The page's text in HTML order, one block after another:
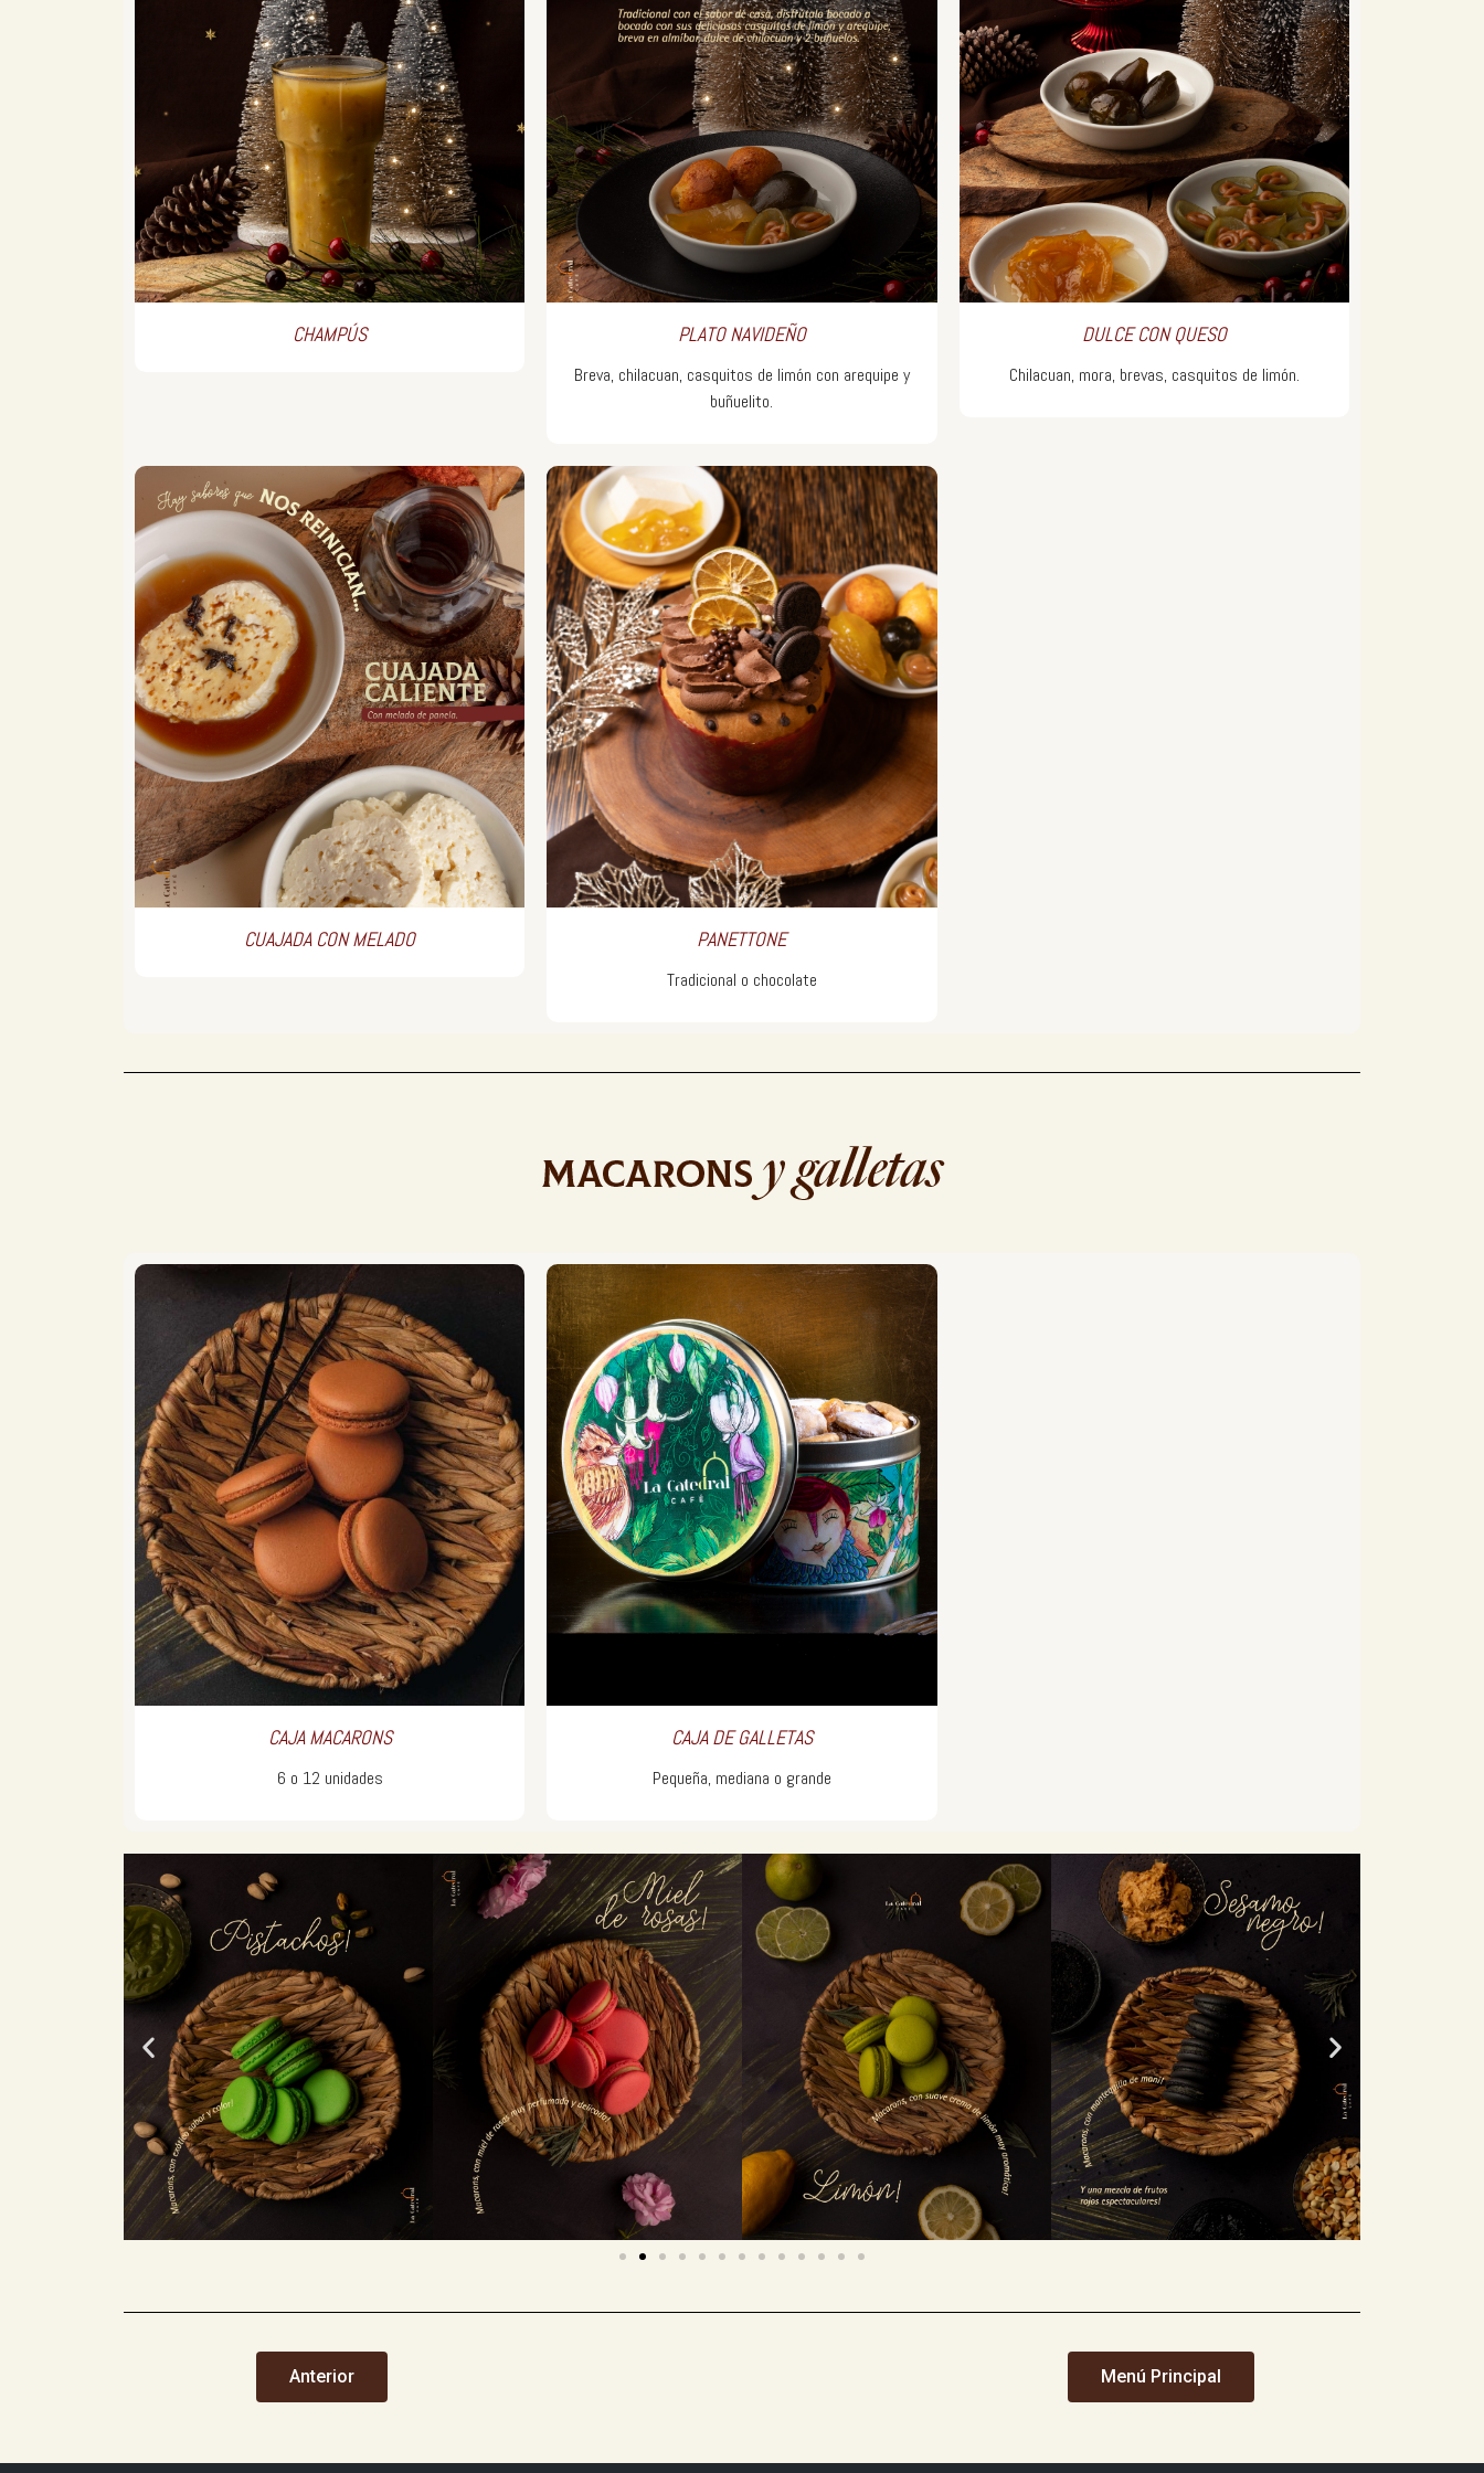
CHAMPÚS PLATO NAVIDEÑO
Breva, chilacuan, casquitos de limón con arequipe y
buñuelito.
DULCE CON QUESO
Chilacuan, mora, brevas, casquitos de limón.
CUAJADA CON MELADO PANETTONE
Tradicional o chocolate
CAJA MACARONS
6 o 12 unidades
CAJA DE GALLETAS
Pequeña, mediana o grande
Anterior Menú Principal